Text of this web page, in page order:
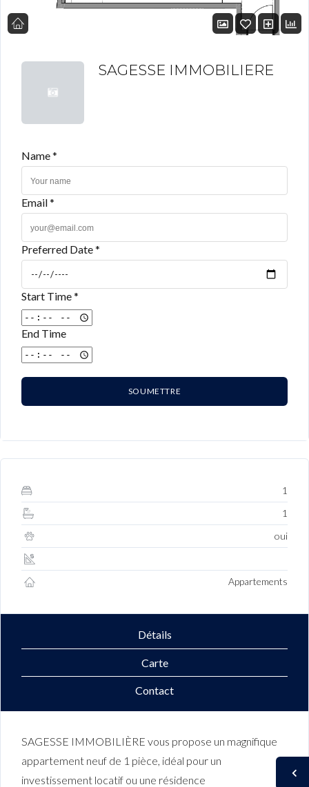
SAGESSE IMMOBILIERE
Name *
Email *
Preferred Date *
Start Time *
End Time
SOUMETTRE
1
1
oui
Appartements
Détails
Carte
Contact
SAGESSE IMMOBILIÈRE vous propose un magnifique
appartement neuf de 1 pièce, idéal pour un
investissement locatif ou une résidence